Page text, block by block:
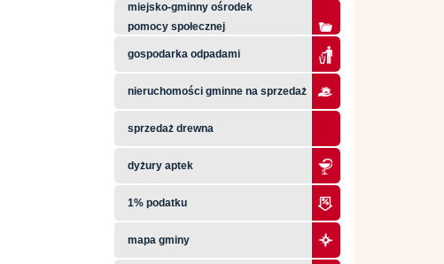
miejsko-gminny ośrodek
pomocy społecznej
gospodarka odpadami
nieruchomości gminne na sprzedaż
sprzedaż drewna
dyżury aptek
1% podatku
mapa gminy